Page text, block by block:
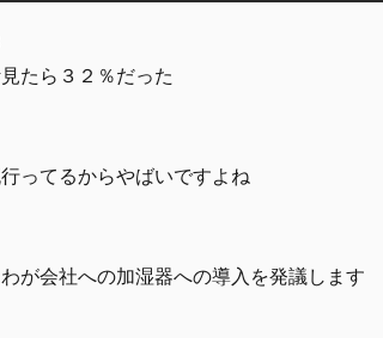
たら３２％だった
ってるからやばいですよね
が会社への加湿器への導入を発議します